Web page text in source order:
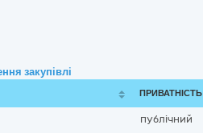
закупівлі
ПРИВАТНІСТЬ
публічний